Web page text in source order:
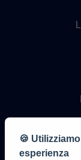
🍪
esperienza